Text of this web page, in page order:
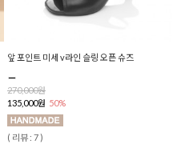
앞 포인트 미세 v라인 슬링 오픈 슈즈
270,000원
135,000원 50%
( 리뷰 : 7 )